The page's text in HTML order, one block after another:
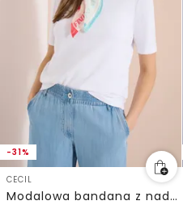
-31%
CECIL
Modalowa bandana z nadrukiem